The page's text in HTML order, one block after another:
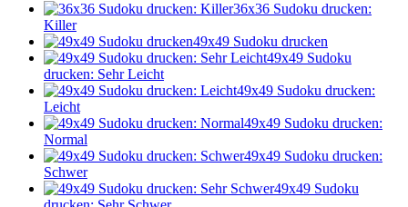
36x36 Sudoku drucken:
Killer
49x49 Sudoku drucken
49x49 Sudoku
drucken: Sehr Leicht
49x49 Sudoku drucken:
Leicht
49x49 Sudoku drucken:
Normal
49x49 Sudoku drucken:
Schwer
49x49 Sudoku